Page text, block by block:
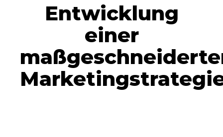
Entwicklung
einer